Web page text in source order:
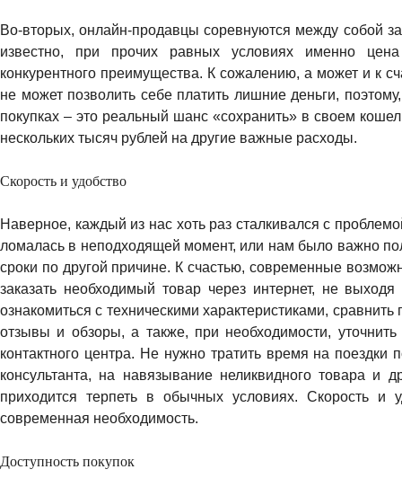
Во-вторых, онлайн-продавцы соревнуются между собой
известно, при прочих равных условиях именно
конкурентного преимущества. К сожалению, а может и к
не может позволить себе платить лишние деньги,
покупках – это реальный шанс «сохранить» в своем
нескольких тысяч рублей на другие важные расходы.
Скорость и удобство
Наверное, каждый из нас хоть раз сталкивался с
ломалась в неподходящей момент, или нам было важно
сроки по другой причине. К счастью, современные
заказать необходимый товар через интернет, не
ознакомиться с техническими характеристиками,
отзывы и обзоры, а также, при необходимости,
контактного центра. Не нужно тратить время на поездки
консультанта, на навязывание неликвидного товара и
приходится терпеть в обычных условиях. Скорость и
современная необходимость.
Доступность покупок